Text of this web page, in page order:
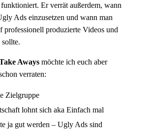
funktioniert. Er verrät außerdem, wann
Ads einzusetzen und wann man
professionell produzierte Videos und
sollte.
Aways möchte ich euch aber
verraten:
Zielgruppe
lohnt sich aka Einfach mal
ja gut werden – Ugly Ads sind